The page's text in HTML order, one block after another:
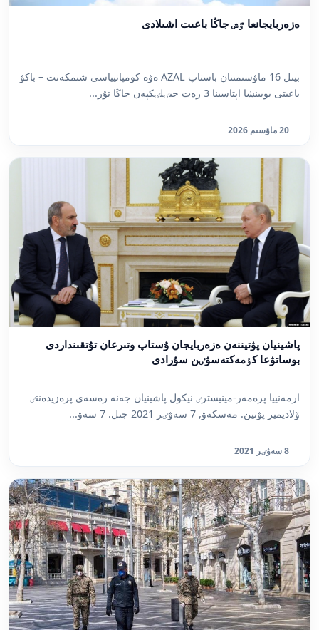
ەزەربايجانعا ٷش جاڭا باعىت اشىلادى
بيىل 16 ماۋسىمىنان باستاپ AZAL ەۋە كومپانيياسى شىمكەنت – باكۋ
باعىتى بويىنشا اپتاسىنا 3 رەت جيٸلٸكپەن جاڭا تۇر...
20 ماۋسىم 2026
پاشينيان پۋتيننەن ەزەربايجان ۇستاپ وتىرعان تۇتقىنداردى
بوساتۋعا كٶمەكتەسۋٸن سۇرادى
ارمەنييا پرەمەر-مينيسترٸ نيكول پاشينيان جەنە رەسەي پرەزيدەنتٸ
ۆلاديمير پۋتين. مەسكەۋ, 7 سەۋٸر 2021 جىل. 7 سەۋ...
8 سەۋٸر 2021